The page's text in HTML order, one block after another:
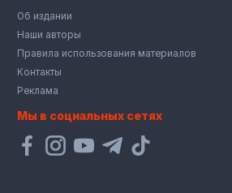
Об издании
Наши авторы
Правила использования материалов
Контакты
Реклама
Мы в социальных сетях